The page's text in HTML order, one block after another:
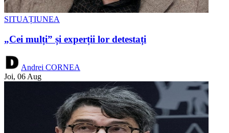
SITUAȚIUNEA
„Cei mulți” și experții lor detestați
Andrei CORNEA
Joi, 06 Aug